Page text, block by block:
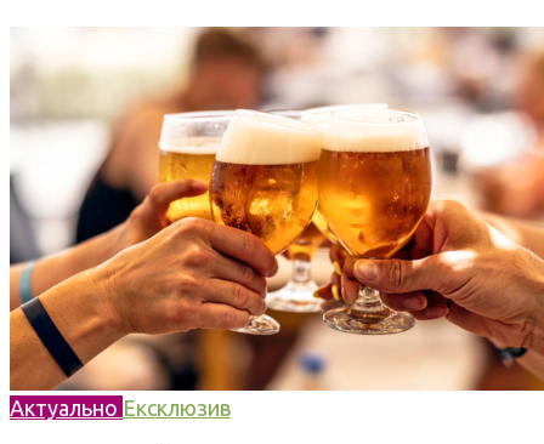
Актуально Ексклюзив